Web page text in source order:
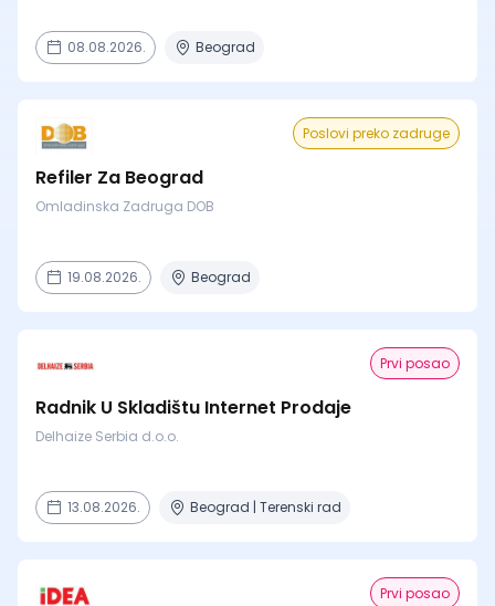
08.08.2026. Beograd
Poslovi preko zadruge
Refiler Za Beograd
Omladinska Zadruga DOB
19.08.2026. Beograd
Prvi posao
Radnik U Skladištu Internet Prodaje
Delhaize Serbia d.o.o.
13.08.2026. Beograd | Terenski rad
Prvi posao